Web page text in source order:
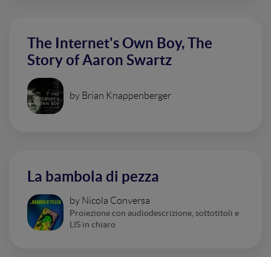
The Internet's Own Boy, The
Story of Aaron Swartz
by Brian Knappenberger
La bambola di pezza
by Nicola Conversa
Proiezione con audiodescrizione, sottotitoli e
LIS in chiaro